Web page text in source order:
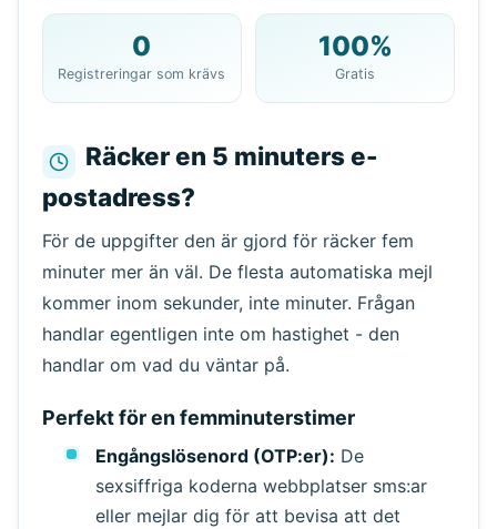
Avsändare Ämne Åtgärd
Väntar på inkommande e-post...
0
Registreringar som krävs
100%
Gratis
Räcker en 5 minuters e-
postadress?
För de uppgifter den är gjord för räcker fem
minuter mer än väl. De flesta automatiska mejl
kommer inom sekunder, inte minuter. Frågan
handlar egentligen inte om hastighet - den
handlar om vad du väntar på.
Perfekt för en femminuterstimer
Engångslösenord (OTP:er): De
sexsiffriga koderna webbplatser sms:ar
eller mejlar dig för att bevisa att det